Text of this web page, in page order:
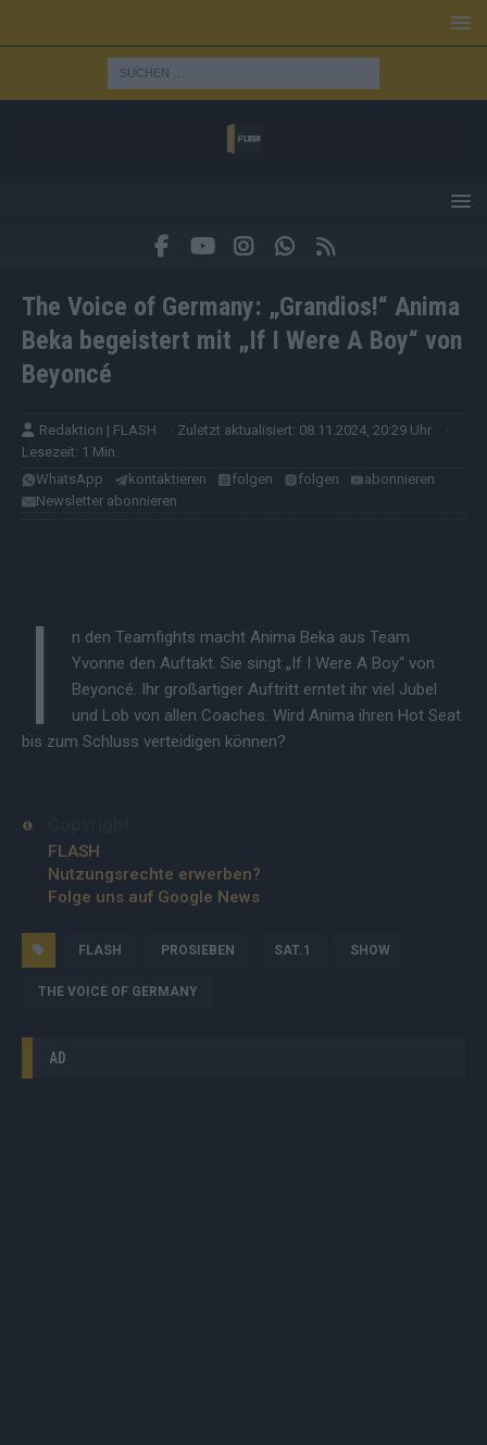
The Voice of Germany: „Grandios!“ Anima
Beka begeistert mit „If I Were A Boy“ von
Beyoncé
Redaktion | FLASH · Zuletzt aktualisiert: 08.11.2024, 20:29 Uhr
·
Lesezeit: 1 Min.
WhatsApp
kontaktieren folgen folgen
abonnieren
Newsletter abonnieren
I
n den Teamfights macht Anima Beka aus Team
Yvonne den Auftakt. Sie singt „If I Were A Boy“ von
Beyoncé. Ihr großartiger Auftritt erntet ihr viel Jubel
und Lob von allen Coaches. Wird Anima ihren Hot Seat
bis zum Schluss verteidigen können?
FLASH
Nutzungsrechte erwerben?
Folge uns auf Google News
FLASH PROSIEBEN SAT.1 SHOW
THE VOICE OF GERMANY
AD